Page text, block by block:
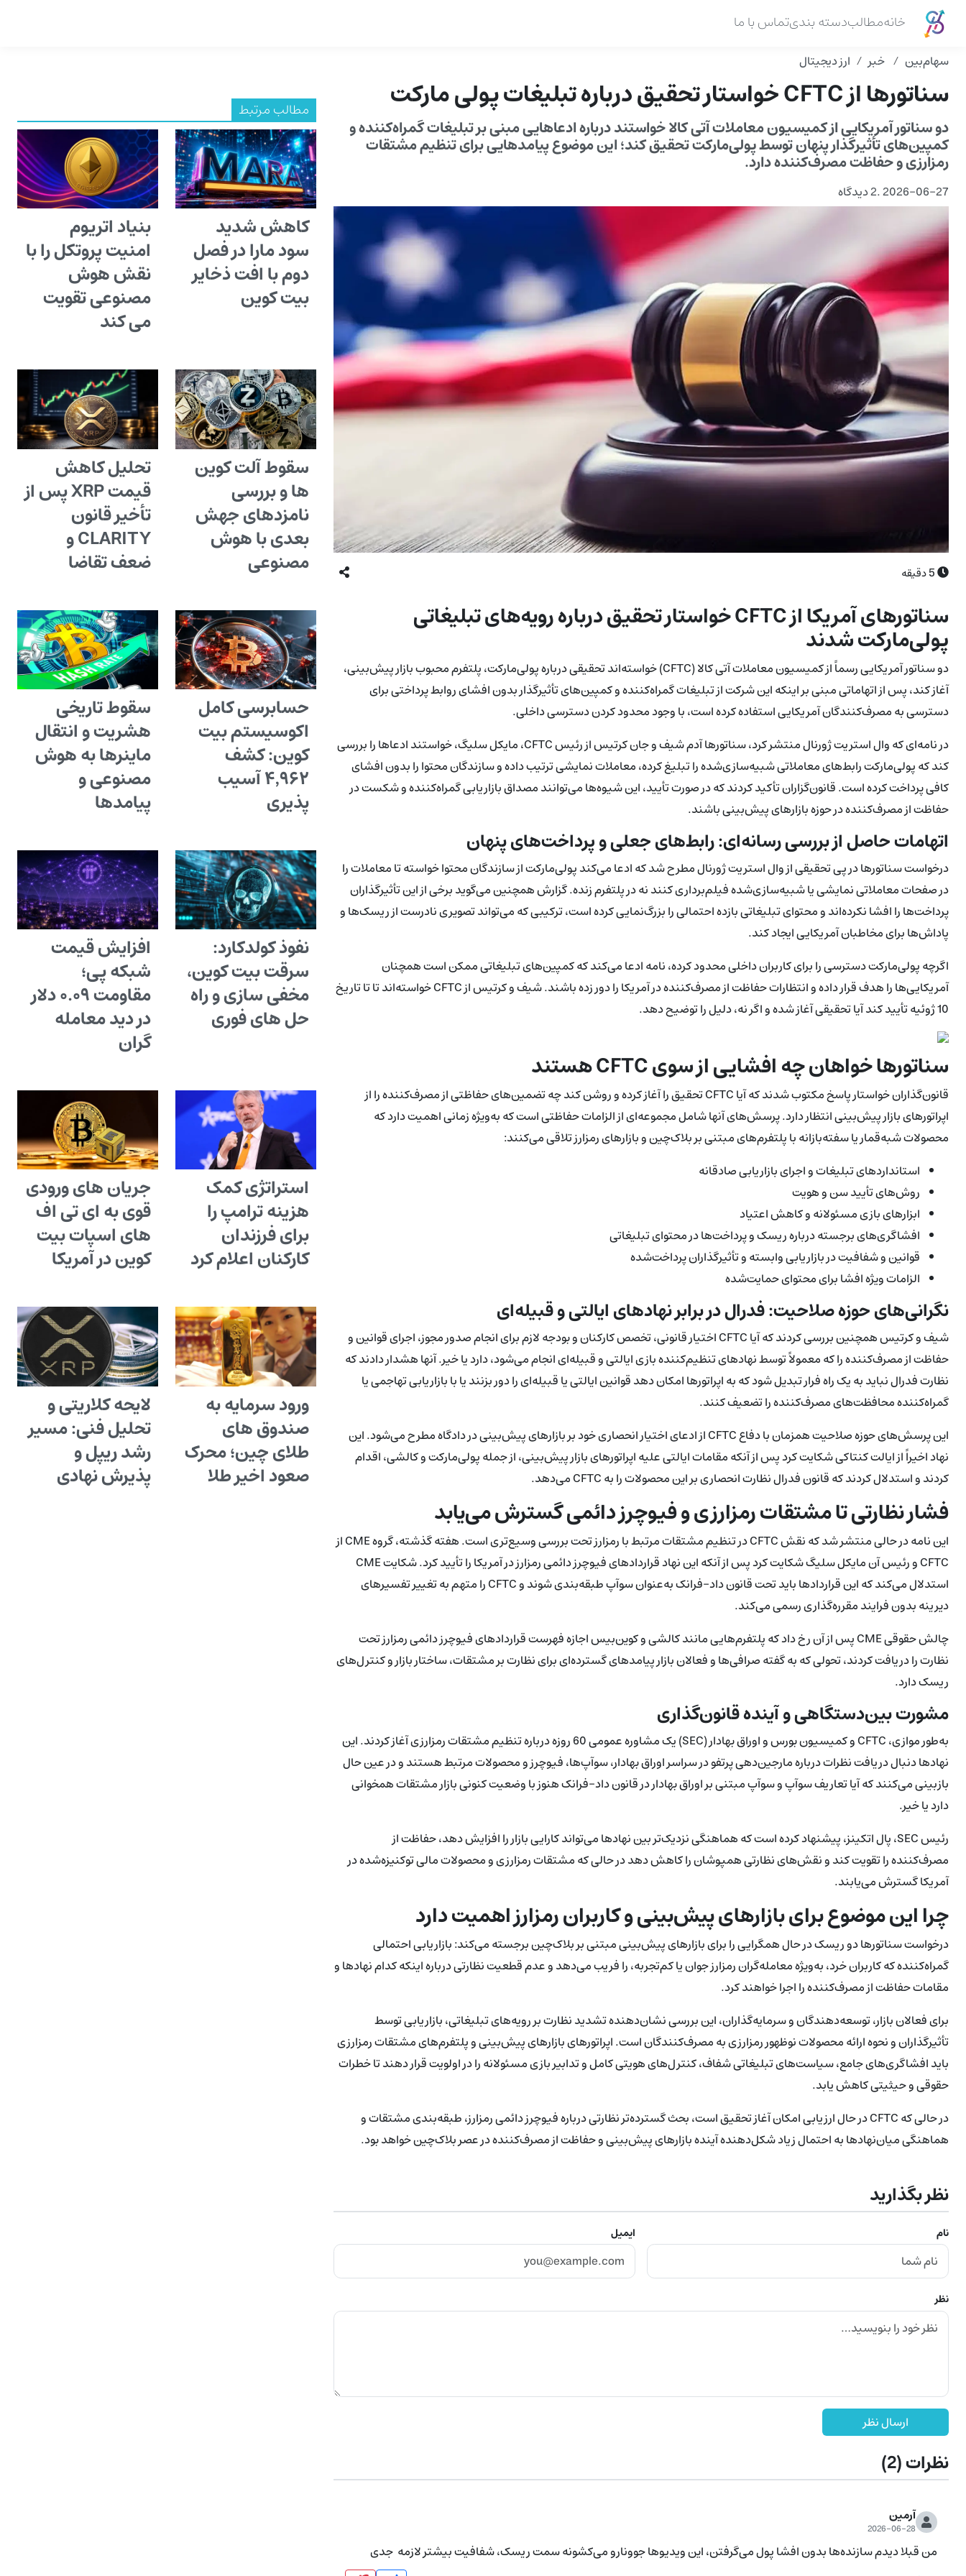
خانهمطالبدسته بندیتماس با ما
سهام‌بین خبر ارز دیجیتال
سناتورها از CFTC خواستار تحقیق درباره تبلیغات پولی مارکت
دو سناتور آمریکایی از کمیسیون معاملات آتی کالا خواستند درباره ادعاهایی مبنی بر تبلیغات گمراه‌کننده و
کمپین‌های تأثیرگذار پنهان توسط پولی‌مارکت تحقیق کند؛ این موضوع پیامدهایی برای تنظیم مشتقات
رمزارزی و حفاظت مصرف‌کننده دارد.
2026-06-27
.2 دیدگاه
5دقیقه
سناتورهای آمریکا از CFTC خواستار تحقیق درباره رویه‌های تبلیغاتی
پولی‌مارکت شدند
دو سناتور آمریکایی رسماً از کمیسیون معاملات آتی کالا (CFTC) خواسته‌اند تحقیقی درباره پولی‌مارکت، پلتفرم محبوب بازار پیش‌بینی،
آغاز کند، پس از اتهاماتی مبنی بر اینکه این شرکت از تبلیغات گمراه‌کننده و کمپین‌های تأثیرگذار بدون افشای روابط پرداختی برای
دسترسی به مصرف‌کنندگان آمریکایی استفاده کرده است، با وجود محدود کردن دسترسی داخلی.
در نامه‌ای که وال استریت ژورنال منتشر کرد، سناتورها آدم شیف و جان کرتیس از رئیس CFTC، مایکل سلیگ، خواستند ادعاها را بررسی
کند که پولی‌مارکت رابط‌های معاملاتی شبیه‌سازی‌شده را تبلیغ کرده، معاملات نمایشی ترتیب داده و سازندگان محتوا را بدون افشای
کافی پرداخت کرده است. قانون‌گزاران تأکید کردند که در صورت تأیید، این شیوه‌ها می‌توانند مصداق بازاریابی گمراه‌کننده و شکست در
حفاظت از مصرف‌کننده در حوزه بازارهای پیش‌بینی باشند.
اتهامات حاصل از بررسی رسانه‌ای: رابط‌های جعلی و پرداخت‌های پنهان
درخواست سناتورها در پی تحقیقی از وال استریت ژورنال مطرح شد که ادعا می‌کند پولی‌مارکت از سازندگان محتوا خواسته تا معاملات را
در صفحات معاملاتی نمایشی یا شبیه‌سازی‌شده فیلم‌برداری کنند نه در پلتفرم زنده. گزارش همچنین می‌گوید برخی از این تأثیرگذاران
پرداخت‌ها را افشا نکرده‌اند و محتوای تبلیغاتی بازده احتمالی را بزرگ‌نمایی کرده است، ترکیبی که می‌تواند تصویری نادرست از ریسک‌ها و
پاداش‌ها برای مخاطبان آمریکایی ایجاد کند.
اگرچه پولی‌مارکت دسترسی را برای کاربران داخلی محدود کرده، نامه ادعا می‌کند که کمپین‌های تبلیغاتی ممکن است همچنان
آمریکایی‌ها را هدف قرار داده و انتظارات حفاظت از مصرف‌کننده در آمریکا را دور زده باشند. شیف و کرتیس از CFTC خواسته‌اند تا تا تاریخ
10 ژوئیه تأیید کند آیا تحقیقی آغاز شده و اگر نه، دلیل را توضیح دهد.
سناتورها خواهان چه افشایی از سوی CFTC هستند
قانون‌گذاران خواستار پاسخ مکتوب شدند که آیا CFTC تحقیق را آغاز کرده و روشن کند چه تضمین‌های حفاظتی از مصرف‌کننده را از
اپراتورهای بازار پیش‌بینی انتظار دارد. پرسش‌های آنها شامل مجموعه‌ای از الزامات حفاظتی است که به‌ویژه زمانی اهمیت دارد که
محصولات شبه‌قمار یا سفته‌بازانه با پلتفرم‌های مبتنی بر بلاک‌چین و بازارهای رمزارز تلاقی می‌کنند:
استانداردهای تبلیغات و اجرای بازاریابی صادقانه
روش‌های تأیید سن و هویت
ابزارهای بازی مسئولانه و کاهش اعتیاد
افشاگری‌های برجسته درباره ریسک و پرداخت‌ها در محتوای تبلیغاتی
قوانین و شفافیت در بازاریابی وابسته و تأثیرگذاران پرداخت‌شده
الزامات ویژه افشا برای محتوای حمایت‌شده
نگرانی‌های حوزه صلاحیت: فدرال در برابر نهادهای ایالتی و قبیله‌ای
شیف و کرتیس همچنین بررسی کردند که آیا CFTC اختیار قانونی، تخصص کارکنان و بودجه لازم برای انجام صدور مجوز، اجرای قوانین و
حفاظت از مصرف‌کننده را که معمولاً توسط نهادهای تنظیم‌کننده بازی ایالتی و قبیله‌ای انجام می‌شود، دارد یا خیر. آنها هشدار دادند که
نظارت فدرال نباید به یک راه فرار تبدیل شود که به اپراتورها امکان دهد قوانین ایالتی یا قبیله‌ای را دور بزنند یا با بازاریابی تهاجمی یا
گمراه‌کننده محافظت‌های مصرف‌کننده را تضعیف کنند.
این پرسش‌های حوزه صلاحیت همزمان با دفاع CFTC از ادعای اختیار انحصاری خود بر بازارهای پیش‌بینی در دادگاه مطرح می‌شود. این
نهاد اخیراً از ایالت کنتاکی شکایت کرد پس از آنکه مقامات ایالتی علیه اپراتورهای بازار پیش‌بینی، از جمله پولی‌مارکت و کالشی، اقدام
کردند و استدلال کردند که قانون فدرال نظارت انحصاری بر این محصولات را به CFTC می‌دهد.
فشار نظارتی تا مشتقات رمزارزی و فیوچرز دائمی گسترش می‌یابد
این نامه در حالی منتشر شد که نقش CFTC در تنظیم مشتقات مرتبط با رمزارز تحت بررسی وسیع‌تری است. هفته گذشته، گروه CME از
CFTC و رئیس آن مایکل سلیگ شکایت کرد پس از آنکه این نهاد قراردادهای فیوچرز دائمی رمزارز در آمریکا را تأیید کرد. شکایت CME
استدلال می‌کند که این قراردادها باید تحت قانون داد-فرانک به‌عنوان سوآپ طبقه‌بندی شوند و CFTC را متهم به تغییر تفسیرهای
دیرینه بدون فرایند مقرره‌گذاری رسمی می‌کند.
چالش حقوقی CME پس از آن رخ داد که پلتفرم‌هایی مانند کالشی و کوین‌بیس اجازه فهرست قراردادهای فیوچرز دائمی رمزارز تحت
نظارت را دریافت کردند، تحولی که به گفته صرافی‌ها و فعالان بازار پیامدهای گسترده‌ای برای نظارت بر مشتقات، ساختار بازار و کنترل‌های
ریسک دارد.
مشورت بین‌دستگاهی و آینده قانون‌گذاری
به‌طور موازی، CFTC و کمیسیون بورس و اوراق بهادار (SEC) یک مشاوره عمومی 60 روزه درباره تنظیم مشتقات رمزارزی آغاز کردند. این
نهادها دنبال دریافت نظرات درباره مارجین‌دهی پرتفو در سراسر اوراق بهادار، سوآپ‌ها، فیوچرز و محصولات مرتبط هستند و در عین حال
بازبینی می‌کنند که آیا تعاریف سوآپ و سوآپ مبتنی بر اوراق بهادار در قانون داد-فرانک هنوز با وضعیت کنونی بازار مشتقات همخوانی
دارد یا خیر.
رئیس SEC، پال اتکینز، پیشنهاد کرده است که هماهنگی نزدیک‌تر بین نهادها می‌تواند کارایی بازار را افزایش دهد، حفاظت از
مصرف‌کننده را تقویت کند و نقش‌های نظارتی همپوشان را کاهش دهد در حالی که مشتقات رمزارزی و محصولات مالی توکنیزه‌شده در
آمریکا گسترش می‌یابند.
چرا این موضوع برای بازارهای پیش‌بینی و کاربران رمزارز اهمیت دارد
درخواست سناتورها دو ریسک در حال همگرایی را برای بازارهای پیش‌بینی مبتنی بر بلاک‌چین برجسته می‌کند: بازاریابی احتمالی
گمراه‌کننده که کاربران خرد، به‌ویژه معامله‌گران رمزارز جوان یا کم‌تجربه، را فریب می‌دهد و عدم قطعیت نظارتی درباره اینکه کدام نهادها و
مقامات حفاظت از مصرف‌کننده را اجرا خواهند کرد.
برای فعالان بازار، توسعه‌دهندگان و سرمایه‌گذاران، این بررسی نشان‌دهنده تشدید نظارت بر رویه‌های تبلیغاتی، بازاریابی توسط
تأثیرگذاران و نحوه ارائه محصولات نوظهور رمزارزی به مصرف‌کنندگان است. اپراتورهای بازارهای پیش‌بینی و پلتفرم‌های مشتقات رمزارزی
باید افشاگری‌های جامع، سیاست‌های تبلیغاتی شفاف، کنترل‌های هویتی کامل و تدابیر بازی مسئولانه را در اولویت قرار دهند تا خطرات
حقوقی و حیثیتی کاهش یابد.
در حالی که CFTC در حال ارزیابی امکان آغاز تحقیق است، بحث گسترده‌تر نظارتی درباره فیوچرز دائمی رمزارز، طبقه‌بندی مشتقات و
هماهنگی میان‌نهادها به احتمال زیاد شکل‌دهنده آینده بازارهای پیش‌بینی و حفاظت از مصرف‌کننده در عصر بلاک‌چین خواهد بود.
نظر بگذارید
نام ایمیل
نظر
ارسال نظر
نظرات(2)
آرمین
2026-06-28
من قبلا دیدم سازنده‌ها بدون افشا پول می‌گرفتن، این ویدیوها جوونارو می‌کشونه سمت ریسک، شفافیت بیشتر لازمه  جدی
مطالب مرتبط
کاهش شدید
سود مارا در فصل
دوم با افت ذخایر
بیت کوین
بنیاد اتریوم
امنیت پروتکل را با
نقش هوش
مصنوعی تقویت
می کند
سقوط آلت کوین
ها و بررسی
نامزدهای جهش
بعدی با هوش
مصنوعی
تحلیل کاهش
قیمت XRP پس از
تأخیر قانون
CLARITY و
ضعف تقاضا
حسابرسی کامل
اکوسیستم بیت
کوین: کشف
۴٬۹۶۲ آسیب
پذیری
سقوط تاریخی
هشریت و انتقال
ماینرها به هوش
مصنوعی و
پیامدها
نفوذ کولدکارد:
سرقت بیت کوین،
مخفی سازی و راه
حل های فوری
افزایش قیمت
شبکه پی؛
مقاومت ۰.۰۹ دلار
در دید معامله
گران
استراتژی کمک
هزینه ترامپ را
برای فرزندان
کارکنان اعلام کرد
جریان های ورودی
قوی به ای تی اف
های اسپات بیت
کوین در آمریکا
ورود سرمایه به
صندوق های
طلای چین؛ محرک
صعود اخیر طلا
لایحه کلاریتی و
تحلیل فنی: مسیر
رشد ریپل و
پذیرش نهادی